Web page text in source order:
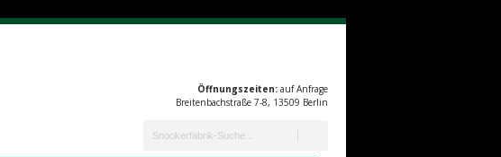
Öffnungszeiten: auf Anfrage
Breitenbachstraße 7-8, 13509 Berlin